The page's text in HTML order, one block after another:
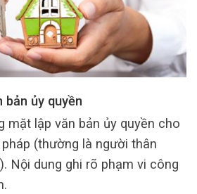
bản ủy quyền
mặt lập văn bản ủy quyền cho
(thường là người thân
Nội dung ghi rõ phạm vi công